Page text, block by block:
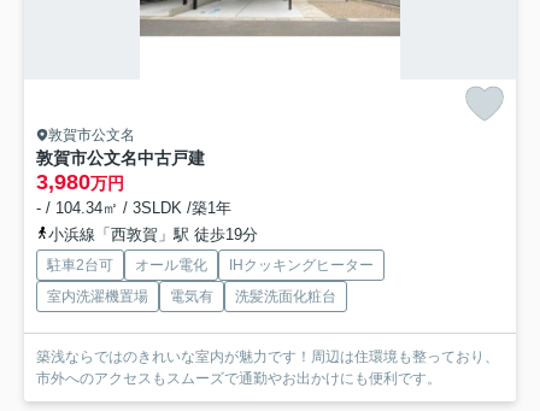
敦賀市公文名
敦賀市公文名中古戸建
3,980万円
- / 104.34㎡ / 3SLDK /築1年
小浜線「西敦賀」駅 徒歩19分
駐車2台可 オール電化
IHクッキングヒーター
室内洗濯機置場
電気有 洗髪洗面化粧台
築浅ならではのきれいな室内が魅力です！周辺は住環境も整っており、
市外へのアクセスもスムーズで通勤やお出かけにも便利です。